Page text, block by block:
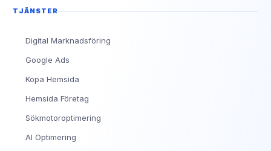
TJÄNSTER
Digital Marknadsföring
Google Ads
Köpa Hemsida
Hemsida Företag
Sökmotoroptimering
AI Optimering